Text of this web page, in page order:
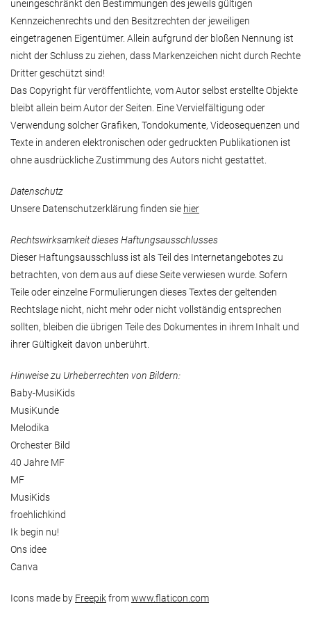
uneingeschränkt den Bestimmungen des jeweils gültigen
Kennzeichenrechts und den Besitzrechten der jeweiligen
eingetragenen Eigentümer. Allein aufgrund der bloßen Nennung ist
nicht der Schluss zu ziehen, dass Markenzeichen nicht durch Rechte
Dritter geschützt sind!
Das Copyright für veröffentlichte, vom Autor selbst erstellte Objekte
bleibt allein beim Autor der Seiten. Eine Vervielfältigung oder
Verwendung solcher Grafiken, Tondokumente, Videosequenzen und
Texte in anderen elektronischen oder gedruckten Publikationen ist
ohne ausdrückliche Zustimmung des Autors nicht gestattet.
Datenschutz
Unsere Datenschutzerklärung finden sie hier
Rechtswirksamkeit dieses Haftungsausschlusses
Dieser Haftungsausschluss ist als Teil des Internetangebotes zu
betrachten, von dem aus auf diese Seite verwiesen wurde. Sofern
Teile oder einzelne Formulierungen dieses Textes der geltenden
Rechtslage nicht, nicht mehr oder nicht vollständig entsprechen
sollten, bleiben die übrigen Teile des Dokumentes in ihrem Inhalt und
ihrer Gültigkeit davon unberührt.
Hinweise zu Urheberrechten von Bildern:
Baby-MusiKids
MusiKunde
Melodika
Orchester Bild
40 Jahre MF
MF
MusiKids
froehlichkind
Ik begin nu!
Ons idee
Canva
Icons made by Freepikfromwww.flaticon.com